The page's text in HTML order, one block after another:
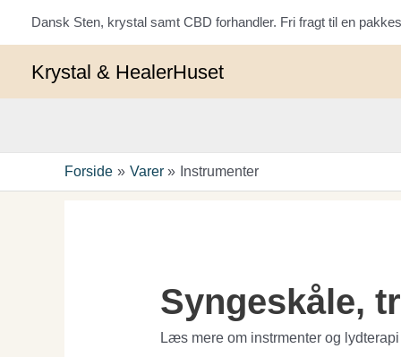
Dansk Sten, krystal samt CBD forhandler. Fri fragt til en
Krystal & HealerHuset
Forside Varer Instrumenter
Syngeskåle,
Læs mere om instrmenter og lydterapi
efter
seneste